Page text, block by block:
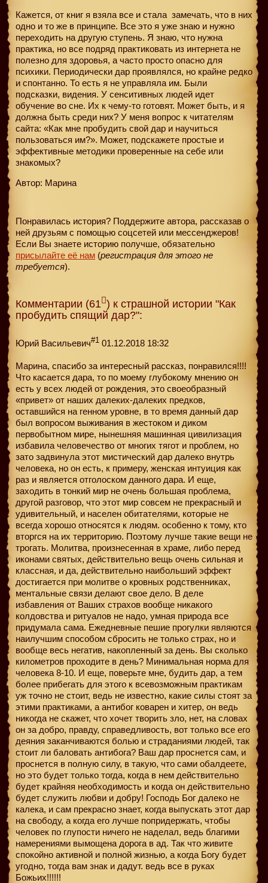
Кажется, от книг я взяла все и стала замечать, что в них
одно и то же в принципе. Все это я уже знаю и нужно
переходить на другую ступень. Я знаю, что нужна
практика, но все подряд практиковать из интернета не
полезно для здоровья, а часто просто опасно для
психики. Периодически дар проявлялся, но крайне редко
и спонтанно. То есть я не управляла им. Были
подсказки, видения. У сенситивных людей идет
обучение во сне. Их к чему-то готовят. Может быть, и я
должна быть среди них? У меня вопрос к читателям
сайта: «Как мне пробудить свой дар и научиться
пользоваться им?». Может, подскажете простые и
эффективные методики проверенные на себе или
знакомых?
Автор: Марина
Понравилась история? Поддержите автора, рассказав о
ней друзьям с помощью соцсетей или мессенджеров!
Если Вы знаете историю получше, обязательно
присылайте её нам (регистрация для этого не
требуется).
Комментарии (61 ) к страшной истории "Как
пробудить спящий дар?":
Юрий Васильевич#1 01.12.2018 18:32
Марина, спасибо за интересный рассказ, понравился!!!!
Что касается дара, то по моему глубокому мнению он
есть у всех людей от рождения, это своеобразный
«привет» от наших далеких-далеких предков,
оставшийся на генном уровне, в то время данный дар
был вопросом выживания в жестоком и диком
первобытном мире, нынешняя машинная цивилизация
избавила человечество от многих тягот и проблем, но
зато задвинула этот мистический дар далеко внутрь
человека, но он есть, к примеру, женская интуиция как
раз и является отголоском данного дара. И еще,
заходить в тонкий мир не очень большая проблема,
другой разговор, что этот мир совсем не прекрасный и
удивительный, и населен обитателями, которые не
всегда хорошо относятся к людям. особенно к тому, кто
вторгся на их территорию. Поэтому лучше такие вещи не
трогать. Молитва, произнесенная в храме, либо перед
иконами святых, действительно вещь очень сильная и
классная, и да, действительно наибольший эффект
достигается при молитве о кровных родственниках,
ментальные связи делают свое дело. В деле
избавления от Ваших страхов вообще никакого
колдовства и ритуалов не надо, умная природа все
придумала сама. Ежедневные пешие прогулки являются
наилучшим способом сбросить не только страх, но и
вообще весь негатив, накопленный за день. Вы сколько
километров проходите в день? Минимальная норма для
человека 8-10. И еще, поверьте мне, будить дар, а тем
более прибегать для этого к всевозможным практикам
уж точно не стоит, ведь не известно, какие силы стоят за
этими практиками, а антибог коварен и хитер, он ведь
никогда не скажет, что хочет творить зло, нет, на словах
он за добро, правду, справедливость, вот только все его
деяния заканчиваются болью и страданиями людей, так
стоит ли баловать антибога? Ваш дар проснется сам, и
проснется в полную силу, в такую, что сами обалдеете,
но это будет только тогда, когда в нем действительно
будет крайняя необходимость и когда он действительно
будет служить любви и добру! Господь Бог далеко не
калека, и сам прекрасно знает, когда выпускать этот дар
на свободу, а когда его лучше попридержать, чтобы
человек по глупости ничего не наделал, ведь благими
намерениями вымощена дорога в ад. Так что живите
спокойно активной и полной жизнью, а когда Богу будет
угодно, тогда вам знак и дадут. ведь все в руках
Божьих!!!!!!